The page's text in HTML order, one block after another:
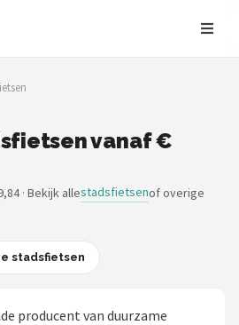
vanaf €
· Bekijk allestadsfietsenof overige
stadsfietsen
producent van duurzame